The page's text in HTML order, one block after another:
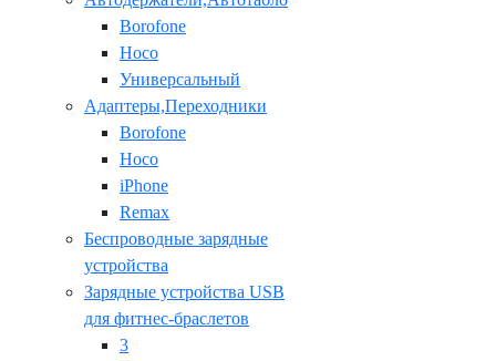
Borofone
Hoco
Универсальный
Адаптеры,Переходники
Borofone
Hoco
iPhone
Remax
Беспроводные зарядные
устройства
Зарядные устройства USB
для фитнес-браслетов
3